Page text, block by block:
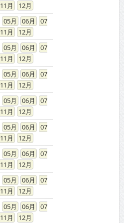
11
12
05 06
07
11
12
05 06
07
11
12
05 06
07
11
12
05 06
07
11
12
05 06
07
11
12
05 06
07
11
12
05 06
07
11
12
05 06
07
11
12